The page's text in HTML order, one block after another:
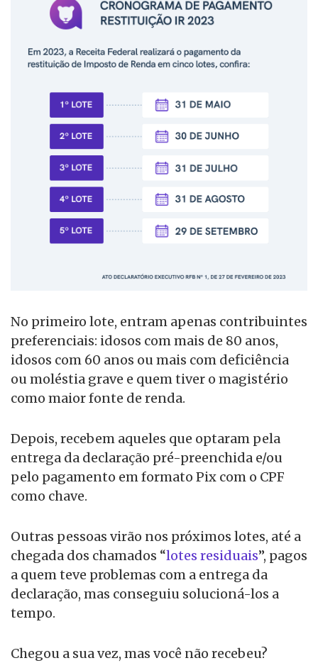
No primeiro lote, entram apenas contribuintes
preferenciais: idosos com mais de 80 anos,
idosos com 60 anos ou mais com deficiência
ou moléstia grave e quem tiver o magistério
como maior fonte de renda.
Depois, recebem aqueles que optaram pela
entrega da declaração pré-preenchida e/ou
pelo pagamento em formato Pix com o CPF
como chave.
Outras pessoas virão nos próximos lotes, até a
chegada dos chamados “lotes residuais”, pagos
a quem teve problemas com a entrega da
declaração, mas conseguiu solucioná-los a
tempo.
Chegou a sua vez, mas você não recebeu?